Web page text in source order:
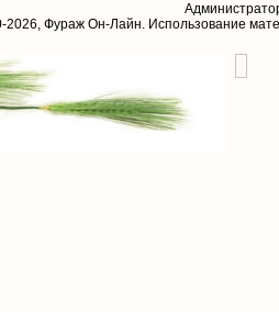
2026, Фураж Он-Лайн. Использование